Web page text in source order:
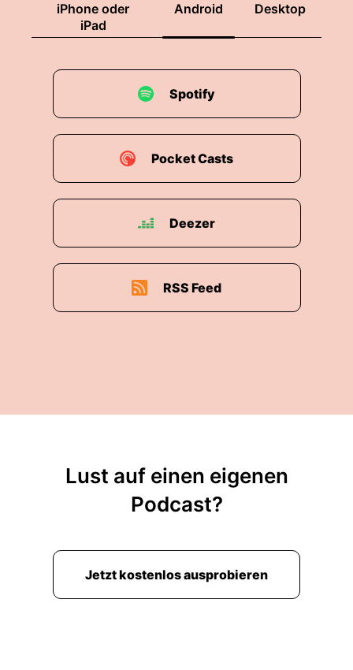
iPhone oder
iPad
Android Desktop
Spotify
Pocket Casts
Deezer
RSS Feed
Lust auf einen eigenen
Podcast?
Jetzt kostenlos ausprobieren